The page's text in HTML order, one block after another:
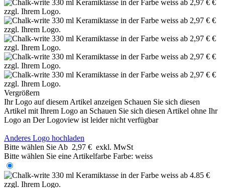
Vergrößern
Ihr Logo auf diesem Artikel anzeigen Schauen Sie sich diesen
Artikel mit Ihrem Logo an Schauen Sie sich diesen Artikel ohne Ihr
Logo an Der Logoview ist leider nicht verfügbar
Anderes Logo hochladen
Bitte wählen Sie Ab 2,97 € exkl. MwSt
Bitte wählen Sie eine Artikelfarbe Farbe: weiss